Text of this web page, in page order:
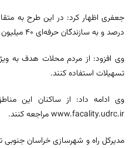
درصد و به سازندگان حرفه‌ای ۴۰ میلیون تومان وام ۹ درصد و ۴۰ میلیون تومان وام ۱۸ درصد پرداخت می‌شود.
وی افزود: از مردم محلات هدف به
تسهیلات استفاده کنند.
وی ادامه داد: از ساکنان این
www.facality.udrc.ir مراجعه کنند.